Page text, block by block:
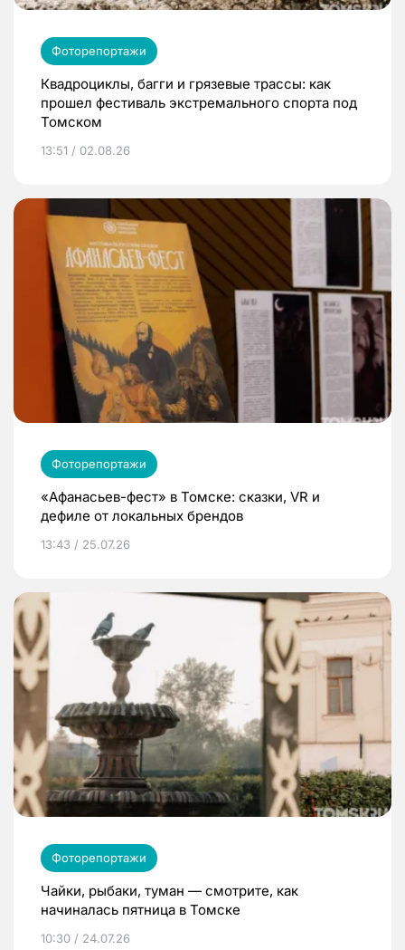
Фоторепортажи
Квадроциклы, багги и грязевые трассы: как
прошел фестиваль экстремального спорта под
Томском
13:51 / 02.08.26
Фоторепортажи
«Афанасьев-фест» в Томске: сказки, VR и
дефиле от локальных брендов
13:43 / 25.07.26
Фоторепортажи
Чайки, рыбаки, туман — смотрите, как
начиналась пятница в Томске
10:30 / 24.07.26